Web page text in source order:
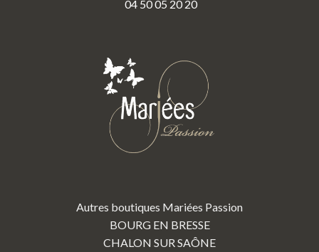
04 50 05 20 20
Autres boutiques Mariées Passion
BOURG EN BRESSE
CHALON SUR SAÔNE